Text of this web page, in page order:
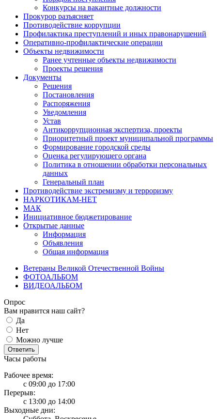
Конкурсы на вакантные должности
Прокурор разъясняет
Противодействие коррупции
Профилактика преступлений и иных правонарушений
Оперативно-профилактические операции
Объекты недвижимости
Ранее учтенные объекты недвижимости
Проекты решения
Документы
Решения
Постановления
Распоряжения
Уведомления
Устав
Антикоррупционная экспертиза, проекты
Приоритетный проект муниципальной программы
Формирование городской среды
Оценка регулирующего органа
Политика в отношении обработки персональных
данных
Генеральный план
Противодействие экстремизму и терроризму
НАРКОТИКАМ-НЕТ
МАК
Инициативное бюджетирование
Открытые данные
Информация
Объявления
Общая информация
Ветераны Великой Отечественной Войны
ФОТОАЛЬБОМ
ВИДЕОАЛЬБОМ
Опрос
Вам нравится наш сайт?
Да
Нет
Можно лучше
Ответить
Часы работы
Рабочее время:
с 09:00 до 17:00
Перерыв:
с 13:00 до 14:00
Выходные дни: